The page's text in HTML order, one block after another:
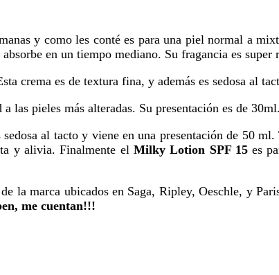
y como les conté es para una piel normal a
en un tiempo mediano. Su fragancia es
crema es de textura fina, y además es sedosa al
las pieles más alteradas. Su presentación es de 30ml.
al tacto y viene en una presentación de 50
y alivia. Finalmente el Milky Lotion SPF 15es
de la marca ubicados en Saga, Ripley, Oeschle, y
me cuentan!!!